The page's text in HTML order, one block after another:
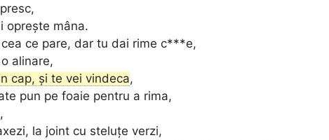
oprește mâna.
ce pare, dar tu dai rime c***e,
alinare,
cap, și te vei vindeca,
pun pe foaie pentru a rima,
la joint cu steluțe verzi,